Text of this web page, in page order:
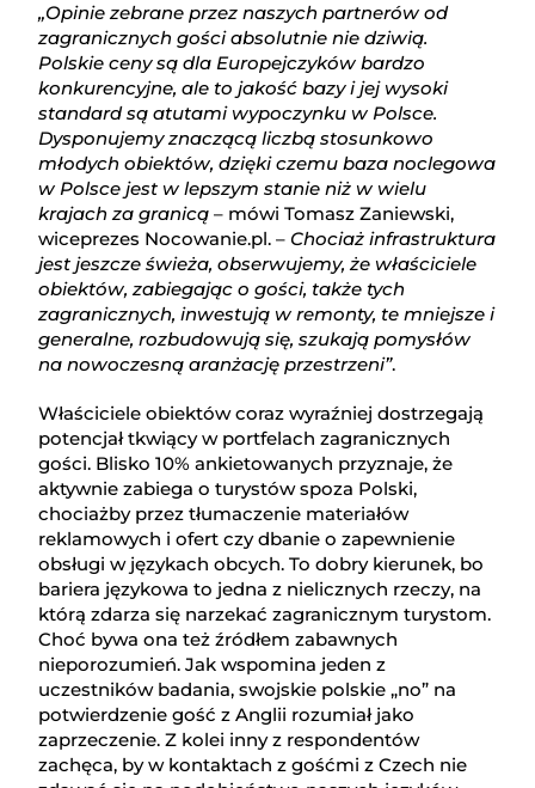
„Opinie zebrane przez naszych partnerów od
zagranicznych gości absolutnie nie dziwią.
Polskie ceny są dla Europejczyków bardzo
konkurencyjne, ale to jakość bazy i jej wysoki
standard są atutami wypoczynku w Polsce.
Dysponujemy znaczącą liczbą stosunkowo
młodych obiektów, dzięki czemu baza noclegowa
w Polsce jest w lepszym stanie niż w wielu
krajach za granicą – mówi Tomasz Zaniewski,
wiceprezes Nocowanie.pl. – Chociaż infrastruktura
jest jeszcze świeża, obserwujemy, że właściciele
obiektów, zabiegając o gości, także tych
zagranicznych, inwestują w remonty, te mniejsze i
generalne, rozbudowują się, szukają pomysłów
na nowoczesną aranżację przestrzeni”.
Właściciele obiektów coraz wyraźniej dostrzegają
potencjał tkwiący w portfelach zagranicznych
gości. Blisko 10% ankietowanych przyznaje, że
aktywnie zabiega o turystów spoza Polski,
chociażby przez tłumaczenie materiałów
reklamowych i ofert czy dbanie o zapewnienie
obsługi w językach obcych. To dobry kierunek, bo
bariera językowa to jedna z nielicznych rzeczy, na
którą zdarza się narzekać zagranicznym turystom.
Choć bywa ona też źródłem zabawnych
nieporozumień. Jak wspomina jeden z
uczestników badania, swojskie polskie „no” na
potwierdzenie gość z Anglii rozumiał jako
zaprzeczenie. Z kolei inny z respondentów
zachęca, by w kontaktach z gośćmi z Czech nie